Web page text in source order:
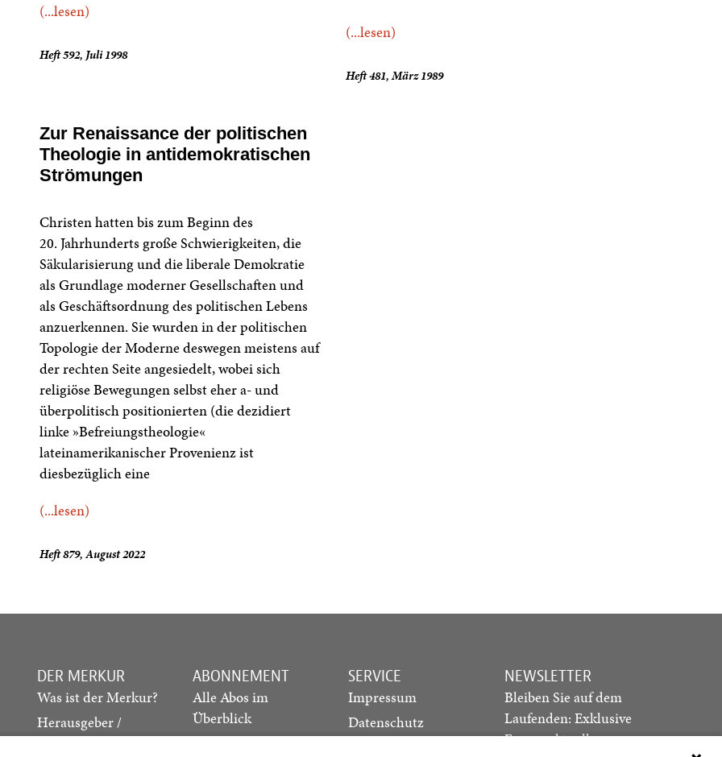
(...lesen)
Heft 592, Juli 1998
(...lesen)
Heft 481, März 1989
Zur Renaissance der politischen
Theologie in antidemokratischen
Strömungen
Christen hatten bis zum Beginn des
20. Jahrhunderts große Schwierigkeiten, die
Säkularisierung und die liberale Demokratie
als Grundlage moderner Gesellschaften und
als Geschäftsordnung des politischen Lebens
anzuerkennen. Sie wurden in der politischen
Topologie der Moderne deswegen meistens auf
der rechten Seite angesiedelt, wobei sich
religiöse Bewegungen selbst eher a- und
überpolitisch positionierten (die dezidiert
linke »Befreiungstheologie«
lateinamerikanischer Provenienz ist
diesbezüglich eine
(...lesen)
Heft 879, August 2022
DER MERKUR
Was ist der Merkur?
Herausgeber /
ABONNEMENT
Alle Abos im
Überblick
SERVICE
Impressum
Datenschutz
NEWSLETTER
Bleiben Sie auf dem
Laufenden: Exklusive
Essays, aktuelle